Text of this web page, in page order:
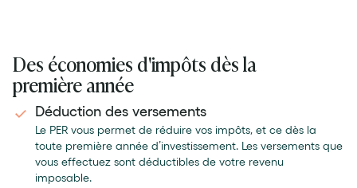
Des économies d'impôts dès la
première année
Déduction des versements
Le PER vous permet de réduire vos impôts, et ce dès la
toute première année d’investissement. Les versements que
vous effectuez sont déductibles de votre revenu
imposable.